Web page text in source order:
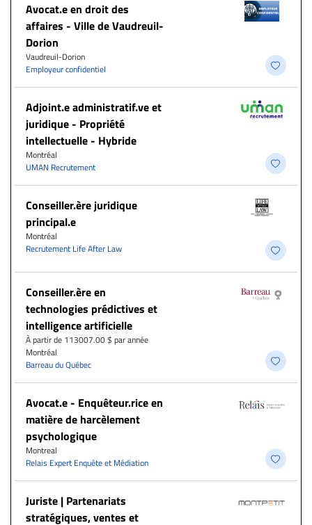
Avocat.e en droit des
affaires - Ville de Vaudreuil-
Dorion
Vaudreuil-Dorion
Employeur confidentiel
Adjoint.e administratif.ve et
juridique - Propriété
intellectuelle - Hybride
Montréal
UMAN Recrutement
Conseiller.ère juridique
principal.e
Montréal
Recrutement Life After Law
Conseiller.ère en
technologies prédictives et
intelligence artificielle
À partir de 113007.00 $ par année
Montréal
Barreau du Québec
Avocat.e - Enquêteur.rice en
matière de harcèlement
psychologique
Montreal
Relais Expert Enquête et Médiation
Juriste | Partenariats
stratégiques, ventes et